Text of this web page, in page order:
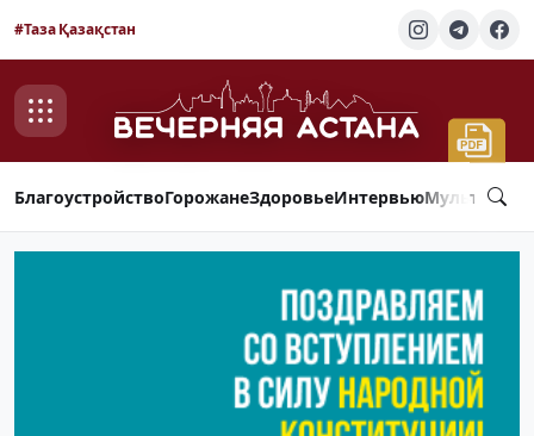
#Таза Қазақстан
БлагоустройствоГорожанеЗдоровьеИнтервью